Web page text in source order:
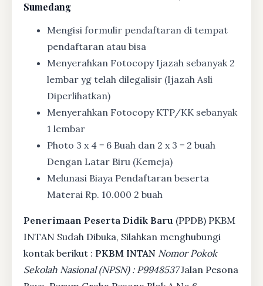
Sumedang
Mengisi formulir pendaftaran di tempat
pendaftaran atau bisa
Menyerahkan Fotocopy Ijazah sebanyak 2
lembar yg telah dilegalisir (Ijazah Asli
Diperlihatkan)
Menyerahkan Fotocopy KTP/KK sebanyak
1 lembar
Photo 3 x 4 = 6 Buah dan 2 x 3 = 2 buah
Dengan Latar Biru (Kemeja)
Melunasi Biaya Pendaftaran beserta
Materai Rp. 10.000 2 buah
Penerimaan Peserta Didik Baru (PPDB) PKBM
INTAN Sudah Dibuka, Silahkan menghubungi
kontak berikut : PKBM INTAN Nomor Pokok
Sekolah Nasional (NPSN) : P9948537Jalan Pesona